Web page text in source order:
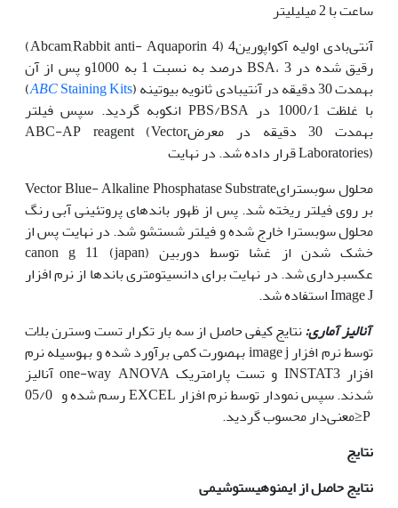
ساعت با ‌2 میلی‏لیتر
آنتی‌بادی اولیه آکواپورین4 (Abcam,Rabbit anti- Aquaporin 4)
رقیق شده در BSA، 3 درصد به نسبت 1 به 1000و پس از آن
به‏مدت 30 دقیقه در آنتی‏بادی ثانویه بیوتینه (
ABCStaining Kits
)
با غلظت 1000/1 در PBS/BSA انکوبه گردید. سپس فیلتر
به‏مدت 30 دقیقه در معرضABC-AP reagent (Vector
Laboratories) قرار داده شد. در نهایت
محلول سوبسترایVector Blue- Alkaline Phosphatase Substrate
بر روی فیلتر ریخته شد. پس از ظهور باند‌های پروتئینی آبی رنگ
محلول سوبسترا خارج شده و فیلتر شستشو شد. در نهایت پس از
خشک شدن از غشا توسط دوربین (japan) canon g 11
عکس‏برداری شد. در نهایت برای دانسیتومتری باندها از نرم افزار
Image J استفاده شد.
آنالیز آماری:نتایج کیفی حاصل از سه بار تکرار تست وسترن بلات
توسط نرم افزار image j‌ به‏صورت کمی برآورد شده و به‏وسیله نرم
افزار INSTAT3 و تست پارامتریک one-way ANOVA آنالیز
شدند. سپس نمودار توسط نرم افزار EXCEL رسم شده و 05/0
نتایج
نتایج حاصل از ایمنوهیستوشیمی